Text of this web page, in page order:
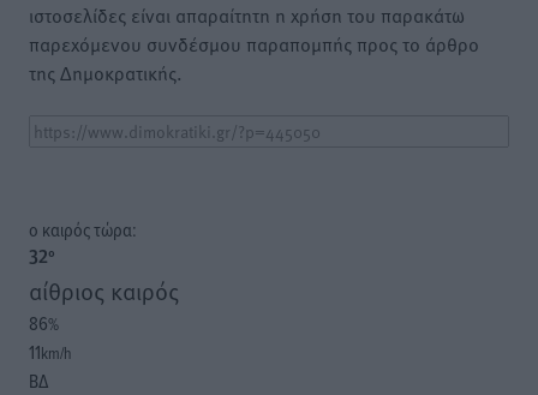
ιστοσελίδες είναι απαραίτητη η χρήση του παρακάτω
παρεχόμενου συνδέσμου παραπομπής προς το άρθρο
της Δημοκρατικής.
o καιρός τώρα:
32°
αίθριος καιρός
86%
11km/h
ΒΔ